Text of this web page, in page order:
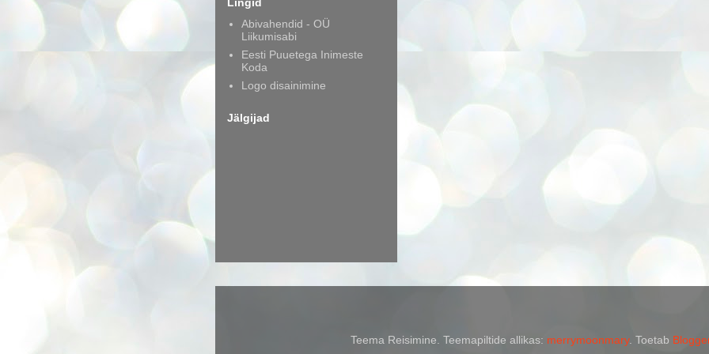
Abivahendid - OÜ
Liikumisabi
Eesti Puuetega Inimeste
Koda
Logo disainimine
Jälgijad
Teema Reisimine. Teemapiltide allikas: merrymoonmary. Toetab